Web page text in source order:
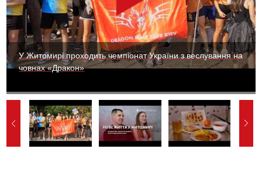
У Житомирі проходить чемпіонат України з веслування на
човнах «Дракон»